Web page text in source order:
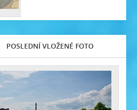
POSLEDNÍ VLOŽENÉ FOTO